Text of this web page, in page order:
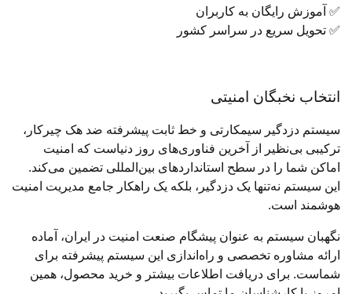
✅ آموزش رایگان به کاربران
✅ تحویل سریع در سراسر کشور
انتخاب نخبگان امنیتی
سیستم دزدگیر سیمکارتی و خط ثابت پیشرفته ضد هک چیرکار،
ترکیبی بی‌نظیر از آخرین فناوری‌های روز دنیاست که امنیت
اماکن شما را در سطح استانداردهای بین‌المللی تضمین می‌کند.
این سیستم نه‌تنها یک دزدگیر، بلکه یک راهکار جامع مدیریت امنیت
هوشمند است.
نگهبان سیستم به عنوان پیشگام صنعت امنیت در ایران، آماده
ارائه مشاوره تخصصی و راه‌اندازی این سیستم پیشرفته برای
شماست. برای دریافت اطلاعات بیشتر و خرید محصول، همین